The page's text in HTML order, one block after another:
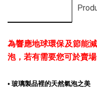
為響應地球環保及節能
泡，若有需要您可於賣場
• 玻璃製品裡的天然氣泡之美